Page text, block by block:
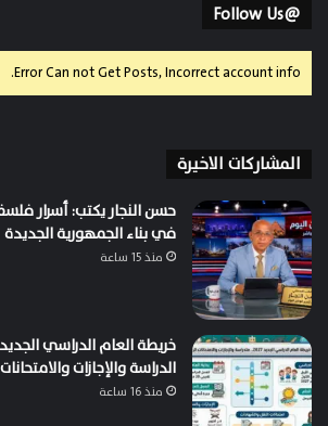
@Follow Us
Error Can not Get Posts, Incorrect account info.
المشاركات الاخيرة
حسن النجار يكتب: أسرار
في بناء الجمهورية الجديدة
منذ 15 ساعة
الدراسة والإجازات
منذ 16 ساعة